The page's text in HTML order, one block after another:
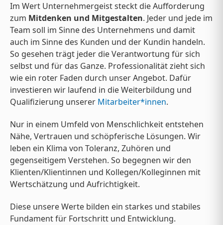
Im Wert Unternehmergeist steckt die Aufforderung
zum Mitdenken und Mitgestalten. Jeder und jede im
Team soll im Sinne des Unternehmens und damit
auch im Sinne des Kunden und der Kundin handeln.
So gesehen trägt jeder die Verantwortung für sich
selbst und für das Ganze. Professionalität zieht sich
wie ein roter Faden durch unser Angebot. Dafür
investieren wir laufend in die Weiterbildung und
Qualifizierung unserer Mitarbeiter*innen.
Nur in einem Umfeld von Menschlichkeit entstehen
Nähe, Vertrauen und schöpferische Lösungen. Wir
leben ein Klima von Toleranz, Zuhören und
gegenseitigem Verstehen. So begegnen wir den
Klienten/Klientinnen und Kollegen/Kolleginnen mit
Wertschätzung und Aufrichtigkeit.
Diese unsere Werte bilden ein starkes und stabiles
Fundament für Fortschritt und Entwicklung.